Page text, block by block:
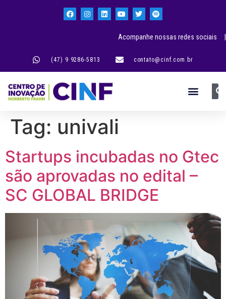
(47) 9 9286-5813 contato@cinf.com.br
Acompanhe nossas redes sociais |
Tag: univali
Startups incubadas no Gtec
são aprovadas no edital –
SC GLOBAL BRIDGE